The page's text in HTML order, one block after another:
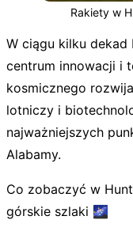
Rakiety w
W ciągu kilku dekad
centrum innowacji i
kosmicznego
lotniczy i
najważniejszych
Alabamy.
Co zobaczyć w
górskie szlaki 🌌